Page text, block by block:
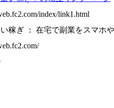
index/link1.html
稼ぎ ： 在宅で副業をスマホ